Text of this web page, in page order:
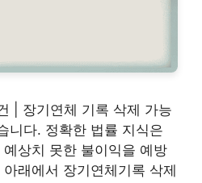
| 장기연체 기록 삭제 가능
니다. 정확한 법률 지식은
상치 못한 불이익을 예방
래에서 장기연체기록 삭제